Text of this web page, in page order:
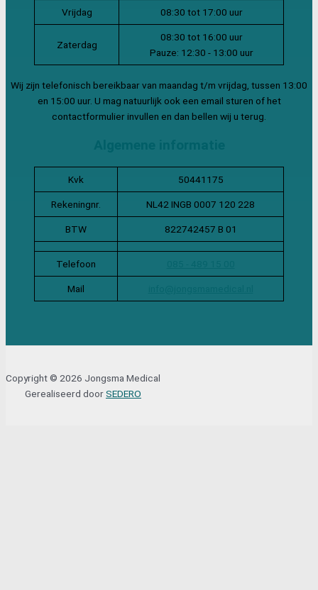
Vrijdag 08:30 tot 17:00 uur
Zaterdag
08:30 tot 16:00 uur
Pauze: 12:30 - 13:00 uur
Wij zijn telefonisch bereikbaar van maandag t/m vrijdag, tussen 13:00
en 15:00 uur. U mag natuurlijk ook een email sturen of het
contactformulier invullen en dan bellen wij u terug.
Kvk 50441175
Rekeningnr. NL42 INGB 0007 120 228
BTW 822742457 B 01
Telefoon
Mail
Copyright © 2026 Jongsma Medical
Gerealiseerd doorSEDERO